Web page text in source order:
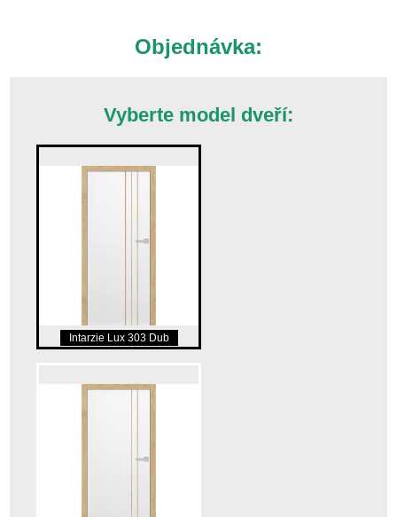
Objednávka:
Vyberte model dveří:
Intarzie Lux 303 Dub